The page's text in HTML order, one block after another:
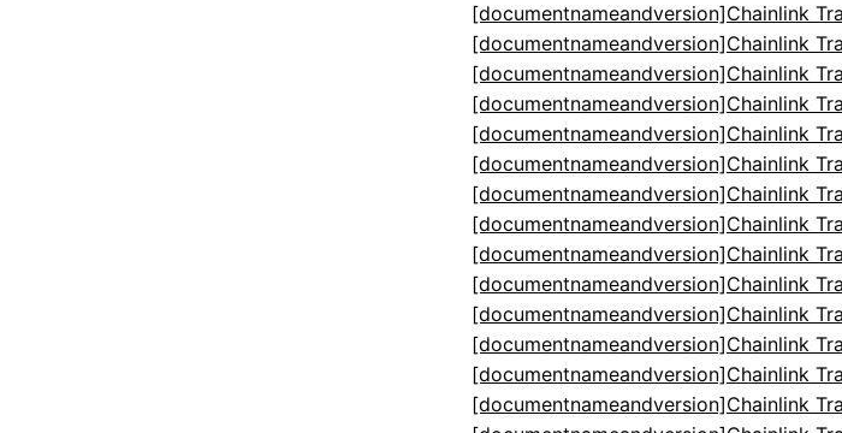
[documentnameandversion]Chainlink
[documentnameandversion]Chainlink
[documentnameandversion]Chainlink
[documentnameandversion]Chainlink
[documentnameandversion]Chainlink
[documentnameandversion]Chainlink
[documentnameandversion]Chainlink
[documentnameandversion]Chainlink
[documentnameandversion]Chainlink
[documentnameandversion]Chainlink
[documentnameandversion]Chainlink
[documentnameandversion]Chainlink
[documentnameandversion]Chainlink
[documentnameandversion]Chainlink